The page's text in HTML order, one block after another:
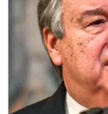
mundo.